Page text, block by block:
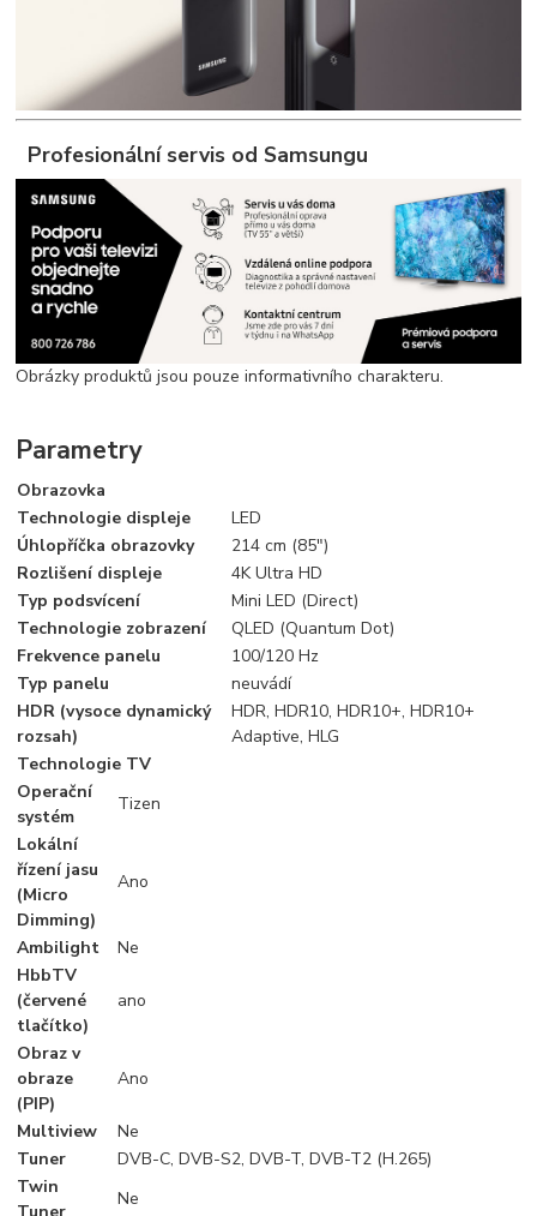
Profesionální servis od Samsungu
Obrázky produktů jsou pouze informativního charakteru.
Parametry
Obrazovka
Technologie displeje
LED
Úhlopříčka obrazovky
214 cm (85")
Rozlišení displeje
4K Ultra HD
Typ podsvícení
Mini LED (Direct)
Technologie zobrazení
QLED (Quantum Dot)
Frekvence panelu
100/120 Hz
Typ panelu
neuvádí
HDR (vysoce dynamický
rozsah)
HDR, HDR10, HDR10+, HDR10+
Adaptive, HLG
Technologie TV
Operační
systém
Tizen
Lokální
řízení jasu
(Micro
Dimming)
Ano
Ambilight
Ne
HbbTV
(červené
tlačítko)
ano
Obraz v
obraze
(PIP)
Ano
Multiview
Ne
Tuner
DVB-C, DVB-S2, DVB-T, DVB-T2 (H.265)
Twin
Ne